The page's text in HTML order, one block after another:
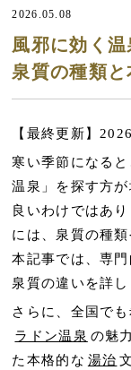
2026.05.08
風邪に効く
泉質の種類
【最終更新】
寒い季節になると
温泉」を探す方
良いわけではあり
には、泉質の種類
本記事では、専
泉質の違いを詳し
さらに、全国で
ラドン温泉 の魅
た本格的な 湯治